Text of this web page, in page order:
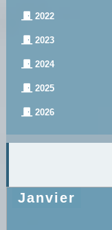
2022
2023
2024
2025
2026
Janvier